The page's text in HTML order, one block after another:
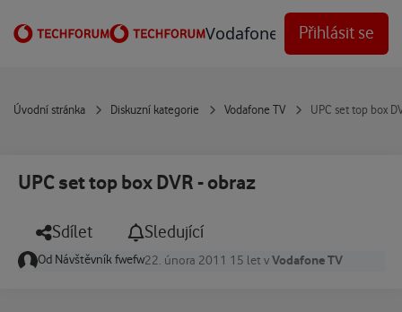
Vodafone Techforum
Přihlásit se
Úvodní stránka Diskuzní kategorie Vodafone TV UPC set top box
UPC set top box DVR - obraz
Sdílet Sledující
Od Návštěvník fwefw22. února 2011 15 let vVodafone TV